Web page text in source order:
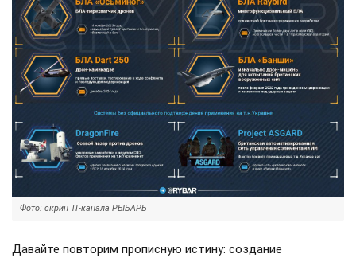
Фото: скрин ТГ-канала РЫБАРЬ
Давайте повторим прописную истину: создание